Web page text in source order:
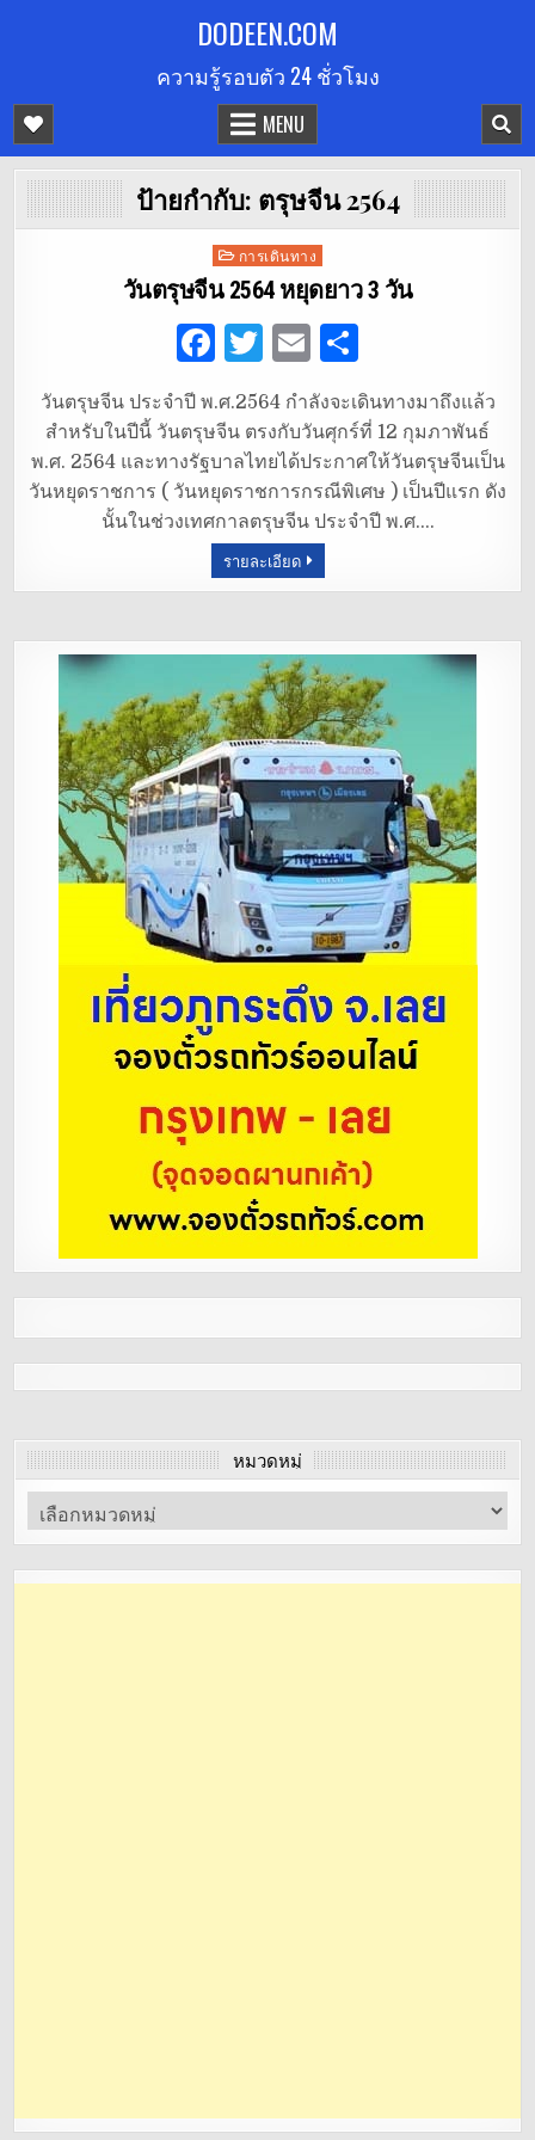
DODEEN.COM
ความรู้รอบตัว 24 ชั่วโมง
MENU
ป้ายกำกับ: ตรุษจีน 2564
Posted
in
การเดินทาง
วันตรุษจีน 2564 หยุดยาว 3 วัน
F
c
e
b
o
o
T
it
te
r
E
ai
l
ar
e
วันตรุษจีน ประจำปี พ.ศ.2564 กำลังจะเดินทางมาถึงแล้ว
สำหรับในปีนี้ วันตรุษจีน ตรงกับวันศุกร์ที่ 12 กุมภาพันธ์
พ.ศ. 2564 และทางรัฐบาลไทยได้ประกาศให้วันตรุษจีนเป็น
วันหยุดราชการ ( วันหยุดราชการกรณีพิเศษ ) เป็นปีแรก ดัง
นั้นในช่วงเทศกาลตรุษจีน ประจำปี พ.ศ….
รายละเอียด
หมวดหมู่
หมวด
หมู่